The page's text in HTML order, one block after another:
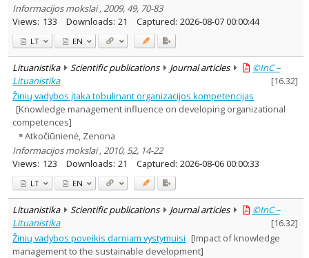
Informacijos mokslai , 2009, 49, 70-83
Views: 133 Downloads: 21 Captured: 2026-08-07 00:00:44
LT EN
Lituanistika Scientific publications Journal articles
©InC –
Lituanistika
[16.32]
Žinių vadybos įtaka tobulinant organizacijos kompetencijas
[Knowledge management influence on developing organizational
competences]
Atkočiūnienė, Zenona
Informacijos mokslai , 2010, 52, 14-22
Views: 123 Downloads: 21 Captured: 2026-08-06 00:00:33
LT EN
Lituanistika Scientific publications Journal articles
©InC –
Lituanistika
[16.32]
Žinių vadybos poveikis darniam vystymuisi [Impact of knowledge
management to the sustainable development]